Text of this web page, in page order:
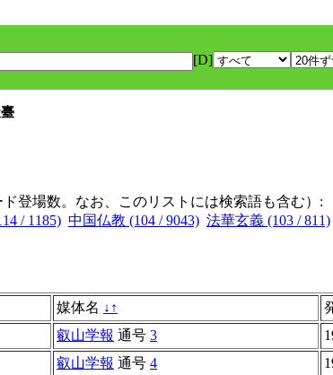
[D]
登場数。なお、このリストには検索語も含む）:
/ 1185) 中国仏教 (104 / 9043) 法華玄義 (103 / 811)
媒体名 ↓ ↑
叡山学報 通号 3
叡山学報 通号 4